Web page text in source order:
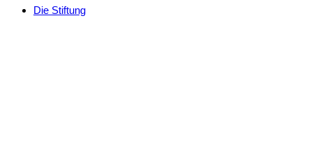
Die Stiftung